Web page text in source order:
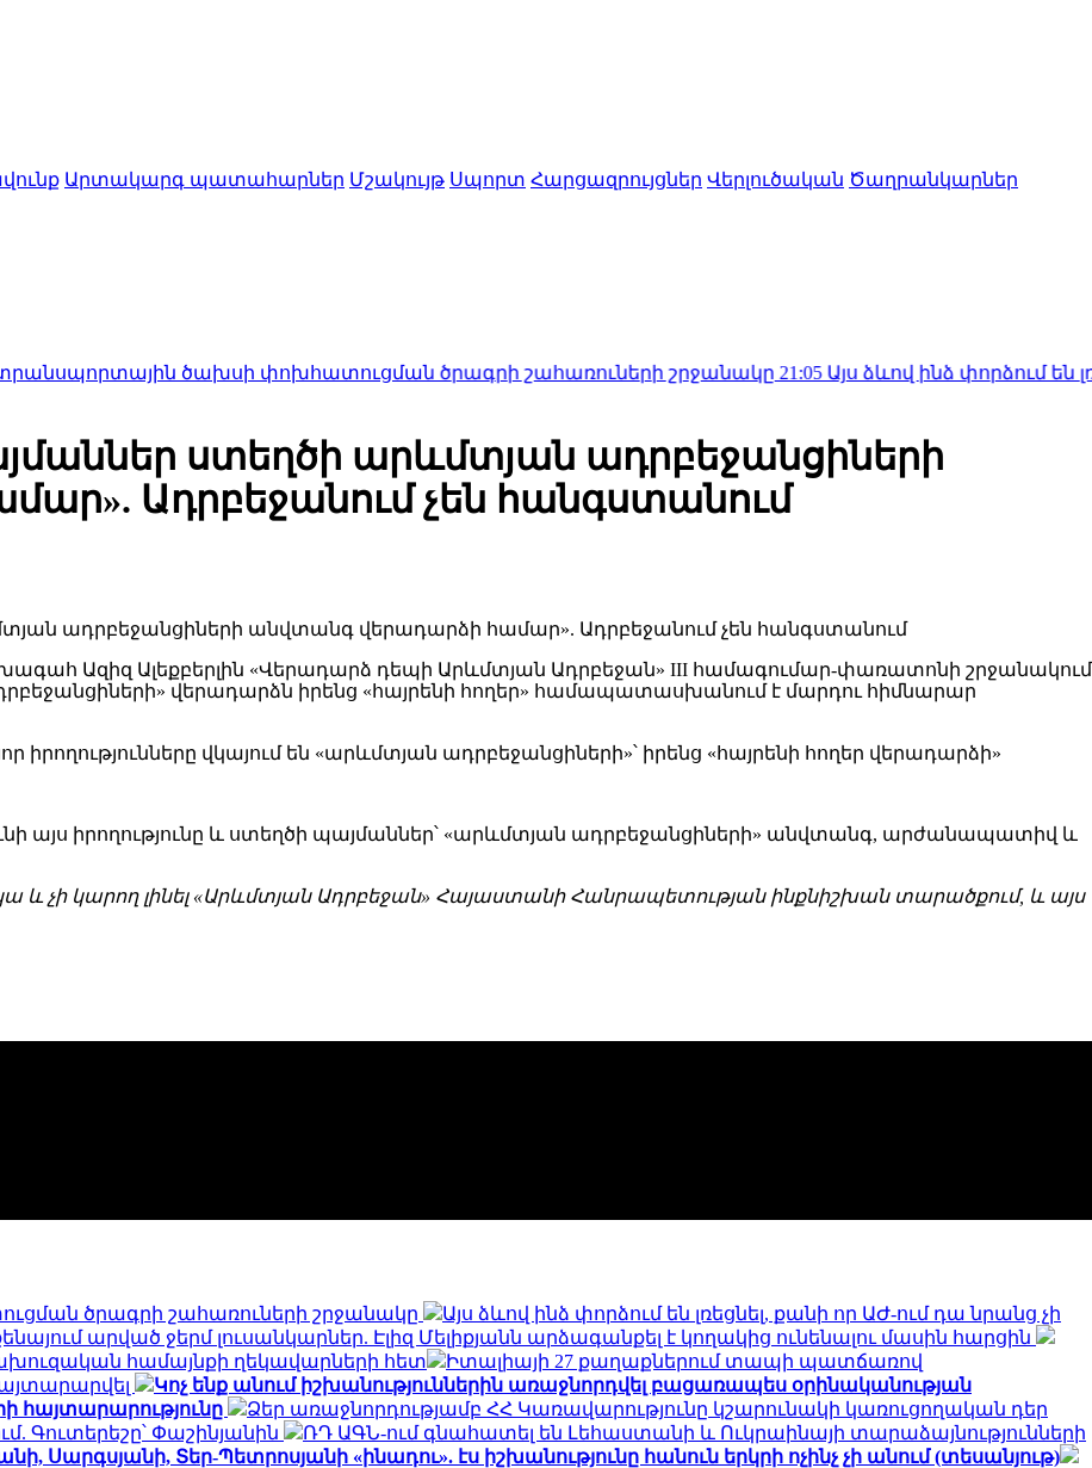
Արտակարգ պատահարներ Մշակույթ Սպորտ Հարցազրույցներ Վերլուծական Ծաղրանկարներ
ծախսի փոխհատուցման ծրագրի շահառուների շրջանակը21:05Այս ձևով ինձ փորձում են լռեցնել,
ստեղծի արևմտյան ադրբեջանցիների
Ադրբեջանում չեն հանգստանում
Ազիզ Ալեքբերլին «Վերադարձ դեպի Արևմտյան Ադրբեջան» III համագումար-փառատոնի շրջանակում
վերադարձն իրենց «հայրենի հողեր» համապատասխանում է մարդու հիմնարար
վկայում են «արևմտյան ադրբեջանցիների»՝ իրենց «հայրենի հողեր վերադարձի»
այս իրողությունը և ստեղծի պայմաններ՝ «արևմտյան ադրբեջանցիների» անվտանգ, արժանապատիվ և
և չի կարող լինել «Արևմտյան Ադրբեջան» Հայաստանի Հանրապետության ինքնիշխան տարածքում, և այս
ծրագրի շահառուների շրջանակը
Այս ձևով ինձ փորձում են լռեցնել, քանի որ ԱԺ-ում դա նրանց չի
արված ջերմ լուսանկարներ. Էլիզ Մելիքյանն արձագանքել է կողակից ունենալու մասին հարցին
համայնքի ղեկավարների հետ
Իտալիայի 27 քաղաքներում տապի պատճառով
Կոչ ենք անում իշխանություններին առաջնորդվել բացառապես օրինականության
հայտարարությունը
Ձեր առաջնորդությամբ ՀՀ Կառավարությունը կշարունակի կառուցողական դեր
Գուտերեշը՝ Փաշինյանին
ՌԴ ԱԳՆ-ում գնահատել են Լեհաստանի և Ուկրաինայի տարաձայնությունների
Սարգսյանի, Տեր-Պետրոսյանի «ինադու». էս իշխանությունը հանուն երկրի ոչինչ չի անում (տեսանյութ)